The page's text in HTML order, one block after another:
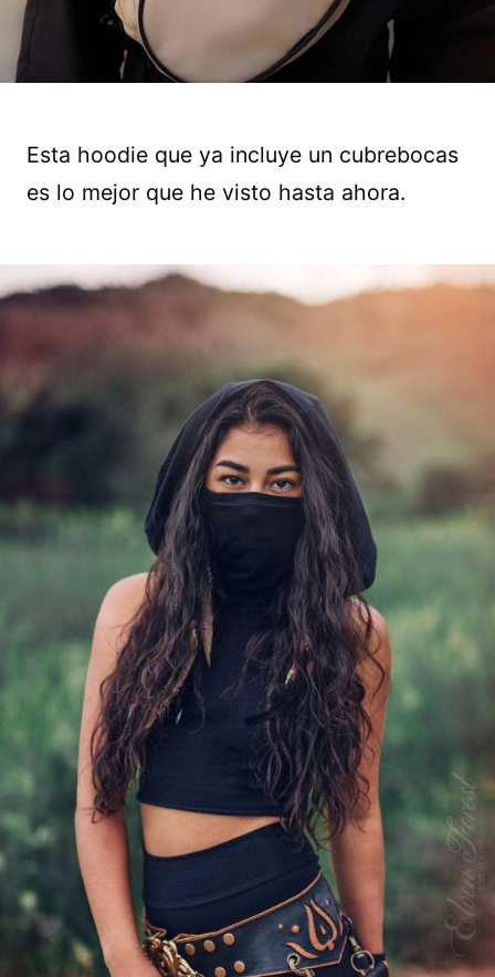
Esta hoodie que ya incluye un cubrebocas
es lo mejor que he visto hasta ahora.